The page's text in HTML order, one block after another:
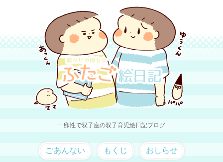
一卵性で双子座の双子育児絵日記ブログ
ごあんない もくじ おしらせ